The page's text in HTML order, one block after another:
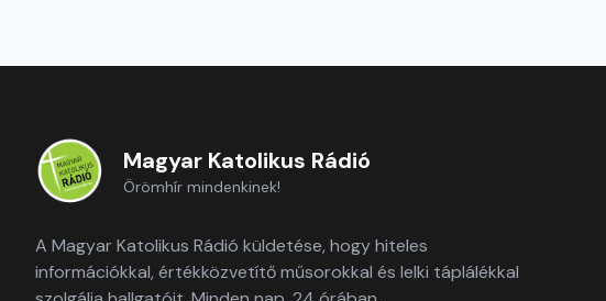
Magyar Katolikus Rádió
Örömhír mindenkinek!
A Magyar Katolikus Rádió küldetése, hogy hiteles
információkkal, értékközvetítő műsorokkal és lelki táplálékkal